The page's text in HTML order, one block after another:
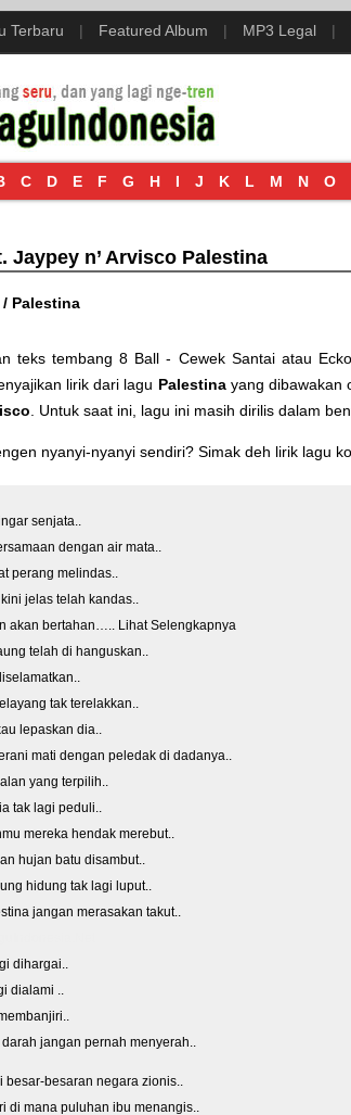
Terbaru | Featured Album | MP3 Legal |
C D E F G H I J K L M N O
Jaypey n’ Arvisco Palestina
/ Palestina
teks tembang8 Ball - Cewek Santaiatau
lirik dari lagu Palestinayang dibawakan
. Untuk saat ini, lagu ini masih dirilis dalam
nyanyi-nyanyi sendiri? Simak deh lirik lagu
senjata..
dengan air mata..
perang melindas..
jelas telah kandas..
akan bertahan….. Lihat Selengkapnya
telah di hanguskan..
tak terelakkan..
lepaskan dia..
mati dengan peledak di dadanya..
yang terpilih..
tak lagi peduli..
mereka hendak merebut..
hujan batu disambut..
hidung tak lagi luput..
jangan merasakan takut..
dihargai..
dialami ..
jangan pernah menyerah..
besaran negara zionis..
di mana puluhan ibu menangis..